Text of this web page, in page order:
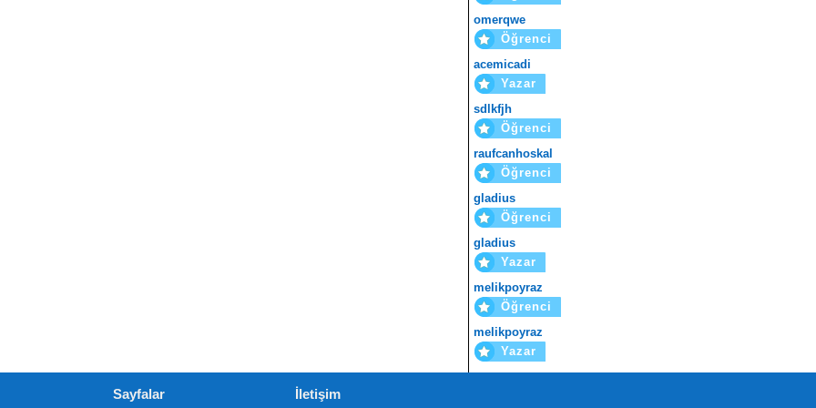
omerqwe
Öğrenci
acemicadi
Yazar
sdlkfjh
Öğrenci
raufcanhoskal
Öğrenci
gladius
Öğrenci
gladius
Yazar
melikpoyraz
Öğrenci
melikpoyraz
Yazar
Sayfalar İletişim